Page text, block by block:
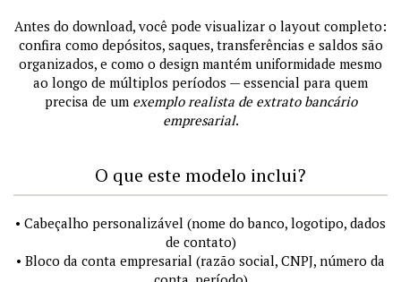
Antes do download, você pode visualizar o layout completo:
confira como depósitos, saques, transferências e saldos são
organizados, e como o design mantém uniformidade mesmo
ao longo de múltiplos períodos — essencial para quem
precisa de um exemplo realista de extrato bancário
empresarial.
O que este modelo inclui?
• Cabeçalho personalizável (nome do banco, logotipo, dados
de contato)
• Bloco da conta empresarial (razão social, CNPJ, número da